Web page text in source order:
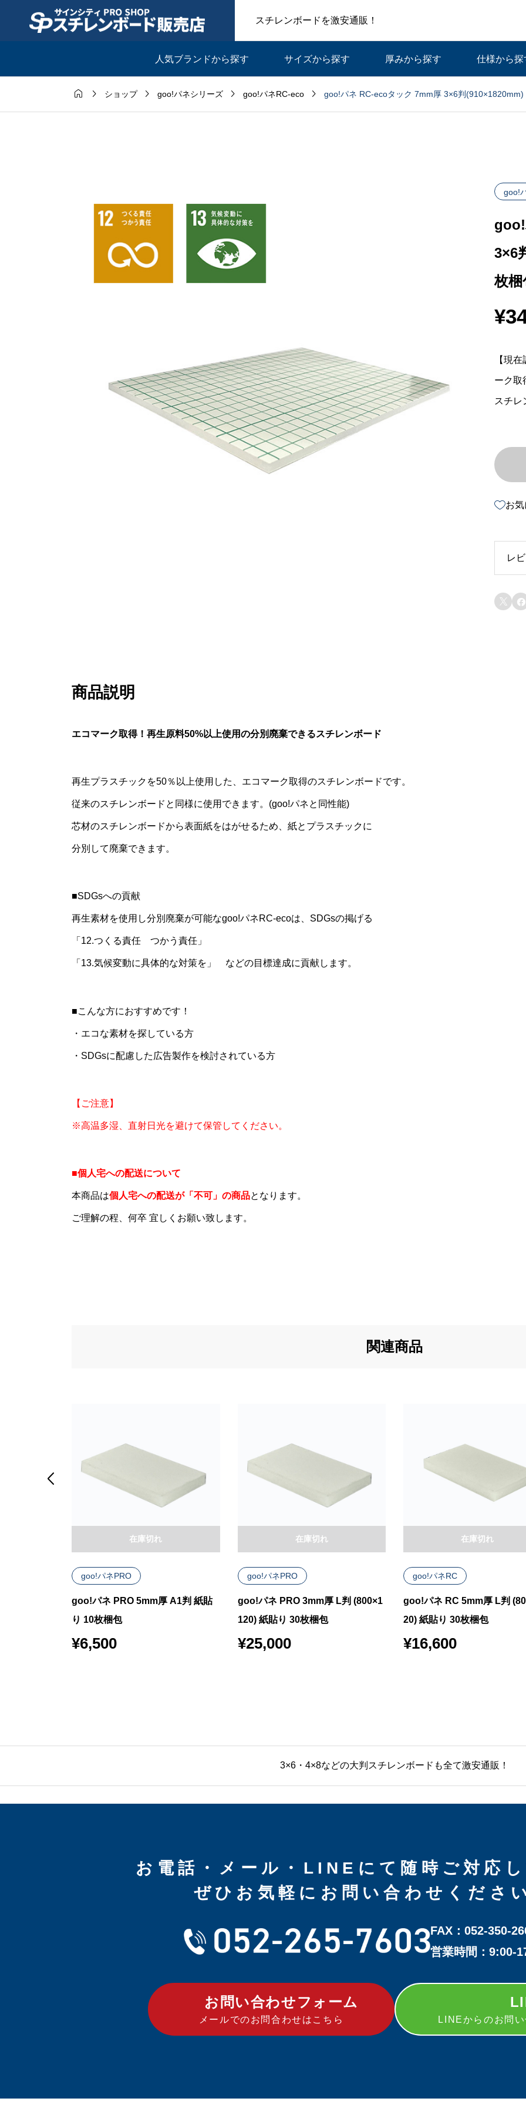
スチレンボードを激安通販！
人気ブランドから探す サイズから探す 厚みから探す 仕様から探
  ショップ  goo!パネシリーズ  goo!パネRC-eco  goo!パネ RC-ecoタック 7mm厚 3×6判
goo!
3×6
枚梱
¥
【現
ーク取
スチ
お
レ
 
商品説明
エコマーク取得！再生原料50%以上使用の分別廃棄できるスチレンボード
再生プラスチックを50％以上使用した、エコマーク取得のスチレンボードです。
従来のスチレンボードと同様に使用できます。(goo!パネと同性能)
芯材のスチレンボードから表面紙をはがせるため、紙とプラスチックに
分別して廃棄できます。
■SDGsへの貢献
再生素材を使用し分別廃棄が可能なgoo!パネRC-ecoは、SDGsの掲げる
「12.つくる責任 つかう責任」
「13.気候変動に具体的な対策を」 などの目標達成に貢献します。
■こんな方におすすめです！
・エコな素材を探している方
・SDGsに配慮した広告製作を検討されている方
【ご注意】
※高温多湿、直射日光を避けて保管してください。
■個人宅への配送について
本商品は個人宅への配送が「不可」の商品となります。
ご理解の程、何卒 宜しくお願い致します。
関連商品
goo!パネPRO
goo!パネ PRO 5mm厚 A1判 紙貼
り 10枚梱包
¥6,500
在庫切れ
goo!パネPRO
goo!パネ PRO 3mm厚 L判 (800×1
120) 紙貼り 30枚梱包
¥25,000
在庫切れ
goo!パネRC
goo!パネ RC 5mm厚 L判
20) 紙貼り 30枚梱包
¥16,600
在庫切れ

3×6・4×8などの大判スチレンボードも全て激安通販！
お電話・メール・LINEにて随時ご対応し
ぜひお気軽にお問い合わせくださ
FAX：052-350-
営業時間：9:00-
お問い合わせフォーム
メールでのお問合わせはこちら LINEからのお問